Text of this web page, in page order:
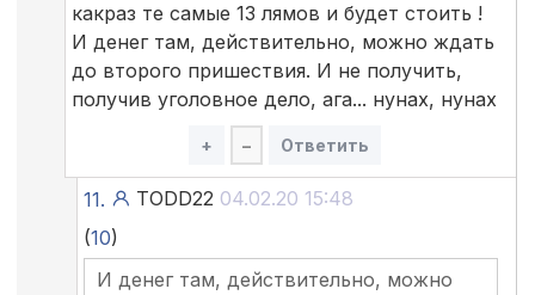
какраз те самые 13 лямов и будет стоить !
И денег там, действительно, можно ждать
до второго пришествия. И не получить,
получив уголовное дело, ага... нунах, нунах
+ – Ответить
11. TODD22 04.02.20 15:48
(10)
И денег там, действительно, можно